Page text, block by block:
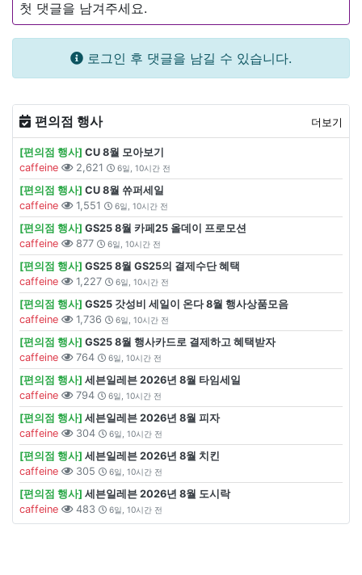
첫 댓글을 남겨주세요.
로그인 후 댓글을 남길 수 있습니다.
편의점 행사 더보기
[편의점 행사] CU 8월 모아보기
caffeine
2,621 6일, 10시간 전
[편의점 행사] CU 8월 쓔퍼세일
caffeine
1,551 6일, 10시간 전
[편의점 행사] GS25 8월 카페25 올데이 프로모션
caffeine
877 6일, 10시간 전
[편의점 행사] GS25 8월 GS25의 결제수단 혜택
caffeine
1,227 6일, 10시간 전
[편의점 행사] GS25 갓성비 세일이 온다 8월 행사상품모음
caffeine
1,736 6일, 10시간 전
[편의점 행사] GS25 8월 행사카드로 결제하고 혜택받자
caffeine
764 6일, 10시간 전
[편의점 행사] 세븐일레븐 2026년 8월 타임세일
caffeine
794 6일, 10시간 전
[편의점 행사] 세븐일레븐 2026년 8월 피자
caffeine
304 6일, 10시간 전
[편의점 행사] 세븐일레븐 2026년 8월 치킨
caffeine
305 6일, 10시간 전
[편의점 행사] 세븐일레븐 2026년 8월 도시락
caffeine
483 6일, 10시간 전